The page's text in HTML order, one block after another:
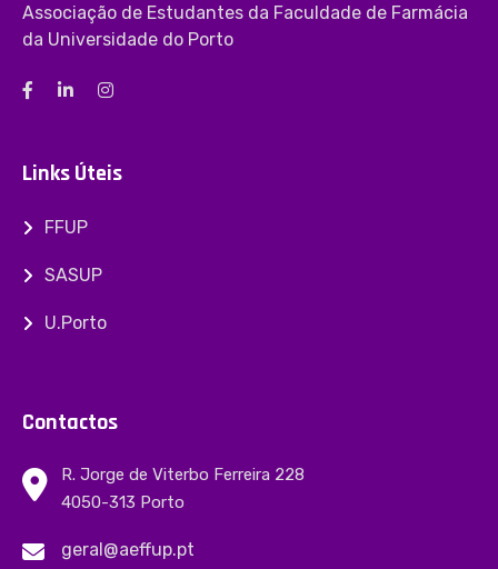
Associação de Estudantes da Faculdade de Farmácia
da Universidade do Porto
Links Úteis
FFUP
SASUP
U.Porto
Contactos
R. Jorge de Viterbo Ferreira 228
4050-313 Porto
geral@aeffup.pt